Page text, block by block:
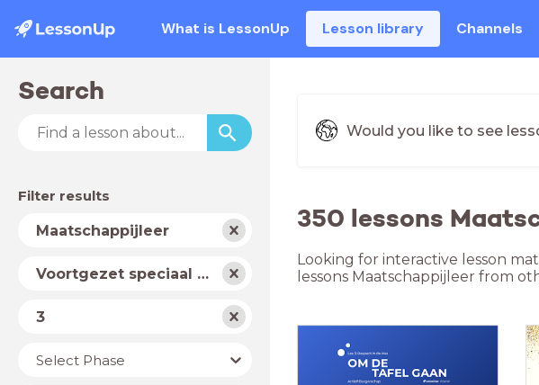
What is LessonUp Lesson library Channels
Search
Filter results
Subject
Maatschappijleer
School
type
Voortgezet speciaal onderwijs
Level
3
YearSelect Phase
Would you like to see
350 lessons
Looking for interactive lesson
lessons Maatschappijleer from